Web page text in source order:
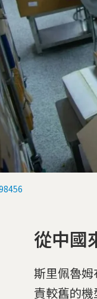
從中國
斯里佩魯
責較舊的